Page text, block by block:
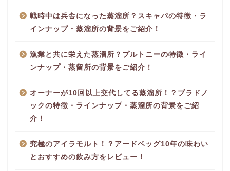
戦時中は兵舎になった蒸溜所？スキャパの特徴・ラ
インナップ・蒸溜所の背景をご紹介！
漁業と共に栄えた蒸溜所？プルトニーの特徴・ライ
ンナップ・蒸留所の背景をご紹介！
オーナーが10回以上交代してる蒸溜所！？ブラドノ
ックの特徴・ラインナップ・蒸溜所の背景をご紹
介！
究極のアイラモルト！？アードベッグ10年の味わい
とおすすめの飲み方をレビュー！